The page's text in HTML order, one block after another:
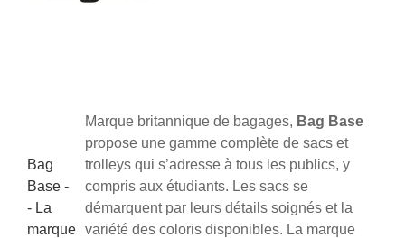
Bag
Base -
- La
marque
Marque britannique de bagages, Bag Base
propose une gamme complète de sacs et
trolleys qui s’adresse à tous les publics, y
compris aux étudiants. Les sacs se
démarquent par leurs détails soignés et la
variété des coloris disponibles. La marque